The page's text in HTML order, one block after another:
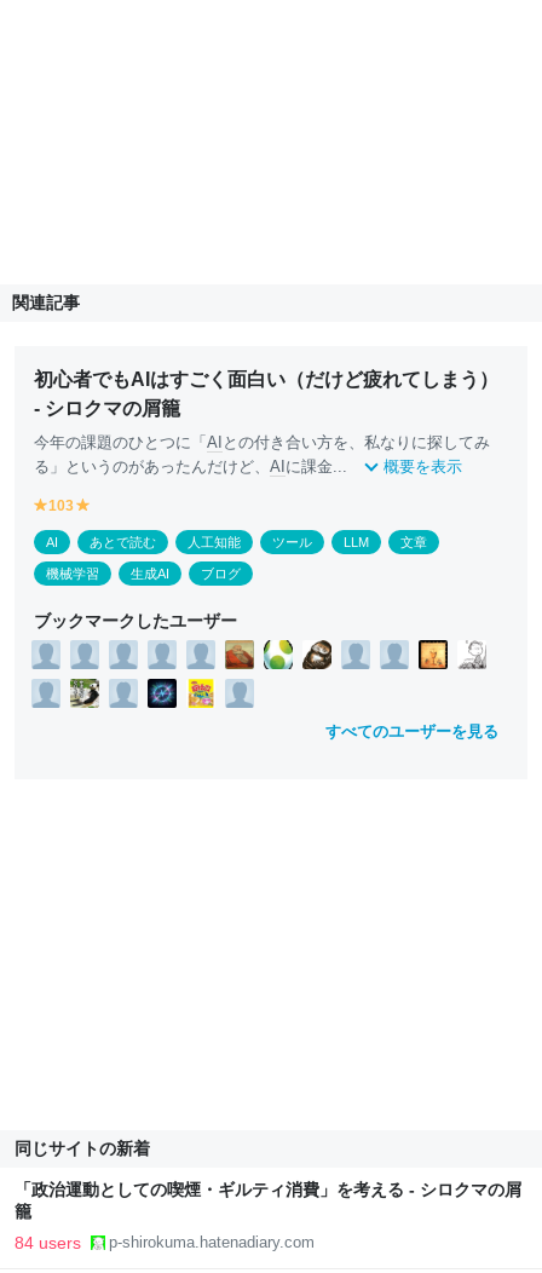
関連記事
初心者でもAIはすごく面白い（だけど疲れてしまう）
- シロクマの屑籠
今年の課題のひとつに「 AI との付き合い方を、私なりに探してみ
る」というのがあったんだけど、 AI に課金... 概要を表示
y
e
ll
o
103
e
ll
o
AI あとで読む 人工知能 ツール LLM 文章
機械学習 生成AI ブログ
ブックマークしたユーザー
すべてのユーザーを見る
同じサイトの新着
「政治運動としての喫煙・ギルティ消費」を考える - シロクマの屑
籠
84 users p-shirokuma.hatenadiary.com